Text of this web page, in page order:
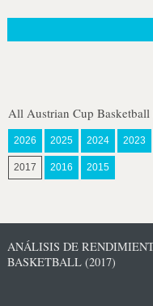
All Austrian Cup Basketball
2026 2025 2024 2023
2017 2016 2015
ANÁLISIS DE
BASKETBALL (2017)